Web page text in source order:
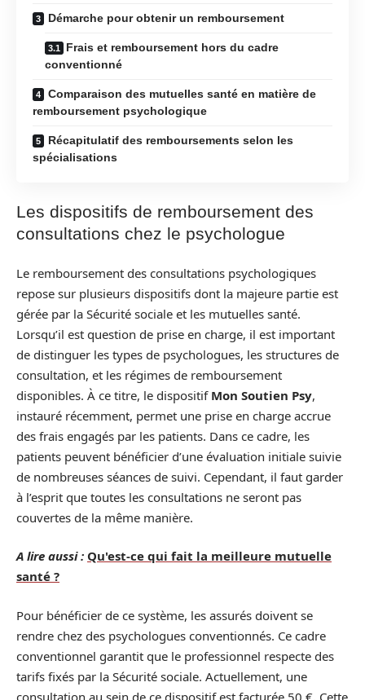
Démarche pour obtenir un remboursement
Frais et remboursement hors du cadre
conventionné
Comparaison des mutuelles santé en matière de
remboursement psychologique
Récapitulatif des remboursements selon les
spécialisations
Les dispositifs de remboursement des
consultations chez le psychologue
Le remboursement des consultations psychologiques
repose sur plusieurs dispositifs dont la majeure partie est
gérée par la Sécurité sociale et les mutuelles santé.
Lorsqu’il est question de prise en charge, il est important
de distinguer les types de psychologues, les structures de
consultation, et les régimes de remboursement
disponibles. À ce titre, le dispositif Mon Soutien Psy,
instauré récemment, permet une prise en charge accrue
des frais engagés par les patients. Dans ce cadre, les
patients peuvent bénéficier d’une évaluation initiale suivie
de nombreuses séances de suivi. Cependant, il faut garder
à l’esprit que toutes les consultations ne seront pas
couvertes de la même manière.
A lire aussi : Qu'est-ce qui fait la meilleure mutuelle
santé ?
Pour bénéficier de ce système, les assurés doivent se
rendre chez des psychologues conventionnés. Ce cadre
conventionnel garantit que le professionnel respecte des
tarifs fixés par la Sécurité sociale. Actuellement, une
consultation au sein de ce dispositif est facturée 50 €. Cette